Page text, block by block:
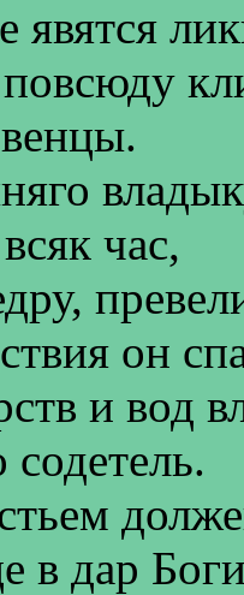
явятся
час,
он
и вод
содетель.
в дар